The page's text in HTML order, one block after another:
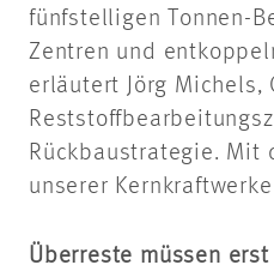
fünfstelligen Tonnen-
Zentren und
erläutert Jörg Michels,
Rückbaustrategie. Mit
unserer
Überreste müssen